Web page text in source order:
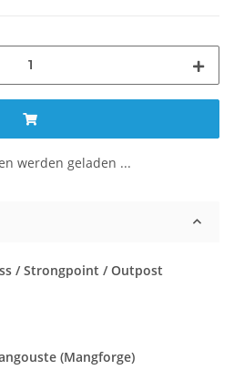
werden geladen ...
/ Strongpoint / Outpost
(Mangforge)